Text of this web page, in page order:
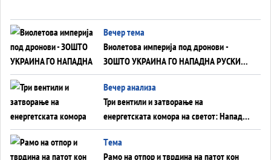
Вечер тема
Виолетова империја под дронови -
ЗОШТО УКРАИНА ГО НАПАДНА РУСКИОТ
WILDBERRIES
Вечер анализа
Три вентили и затворање на
енергетската комора на светот: Нападот
во Суец најавува глобален енергетски
инфаркт?
Tема
Рамо на отпор и тврдина на патот кон